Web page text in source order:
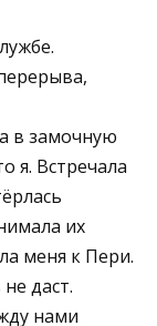
в замочную
я. Встречала
их
меня к Пери.
даст.
нами